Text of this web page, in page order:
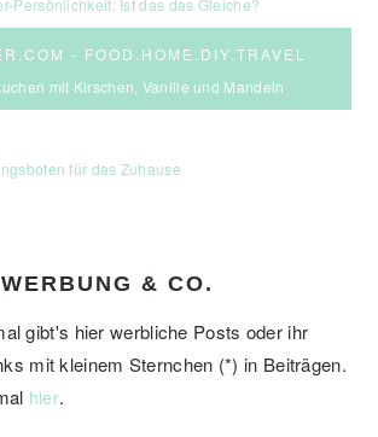
Persönlichkeit: Ist das das Gleiche?
- FOOD.HOME.DIY.TRAVEL
mit Kirschen, Vanille und Mandeln
für das Zuhause
WERBUNG & CO.
gibt's hier werbliche Posts oder ihr
mit kleinem Sternchen (*) in Beiträgen.
hier.